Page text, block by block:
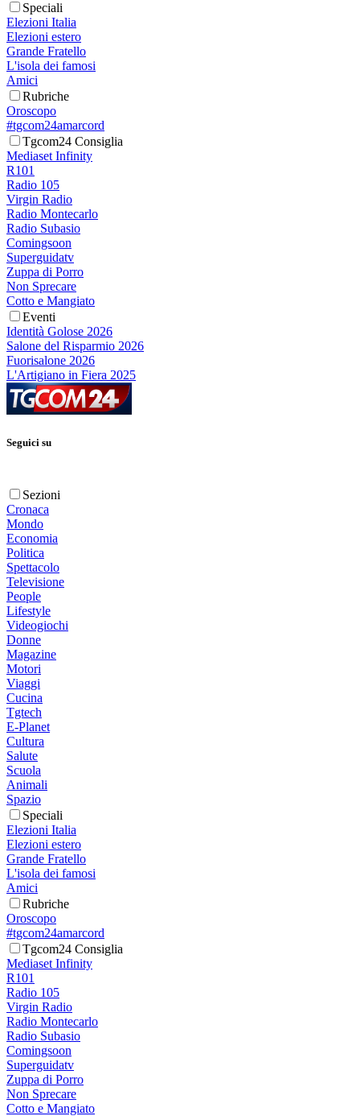
Speciali
Elezioni Italia
Elezioni estero
Grande Fratello
L'isola dei famosi
Amici
Rubriche
Oroscopo
#tgcom24amarcord
Tgcom24 Consiglia
Mediaset Infinity
R101
Radio 105
Virgin Radio
Radio Montecarlo
Radio Subasio
Comingsoon
Superguidatv
Zuppa di Porro
Non Sprecare
Cotto e Mangiato
Eventi
Identità Golose 2026
Salone del Risparmio 2026
Fuorisalone 2026
L'Artigiano in Fiera 2025
Seguici su
Sezioni
Cronaca
Mondo
Economia
Politica
Spettacolo
Televisione
People
Lifestyle
Videogiochi
Donne
Magazine
Motori
Viaggi
Cucina
Tgtech
E-Planet
Cultura
Salute
Scuola
Animali
Spazio
Speciali
Elezioni Italia
Elezioni estero
Grande Fratello
L'isola dei famosi
Amici
Rubriche
Oroscopo
#tgcom24amarcord
Tgcom24 Consiglia
Mediaset Infinity
R101
Radio 105
Virgin Radio
Radio Montecarlo
Radio Subasio
Comingsoon
Superguidatv
Zuppa di Porro
Non Sprecare
Cotto e Mangiato